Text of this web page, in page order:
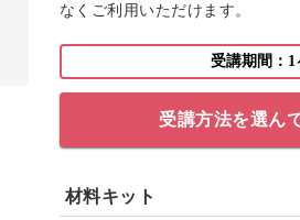
なくご利用いただけます。
受講期間：1
受講方法を選ん
材料キット